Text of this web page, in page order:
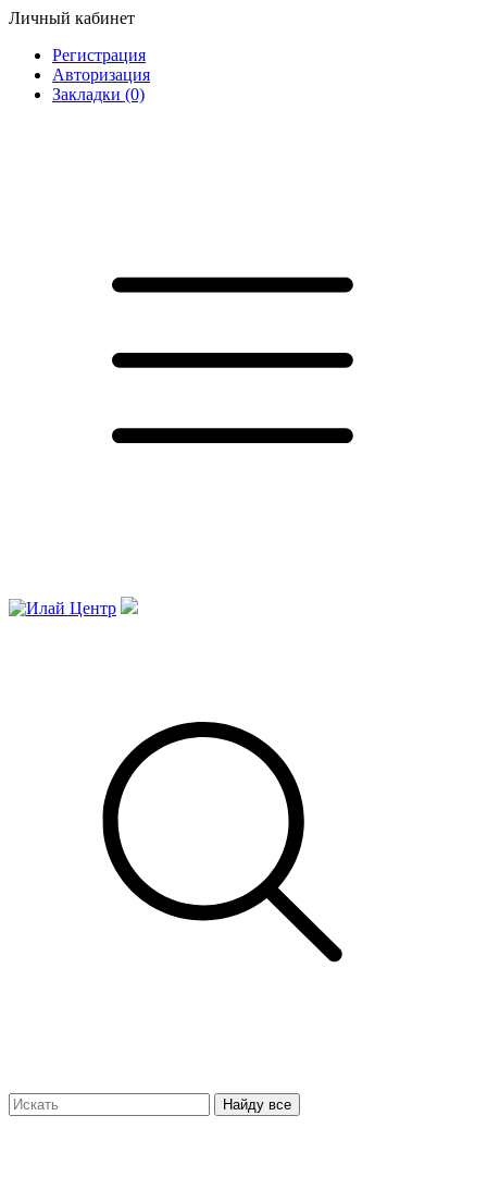
Личный кабинет
Регистрация
Авторизация
Закладки (0)
Найду все